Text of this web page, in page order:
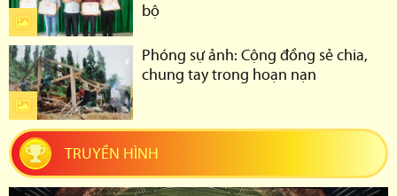
bộ
Phóng sự ảnh: Cộng đồng sẻ chia,
chung tay trong hoạn nạn
TRUYỀN HÌNH